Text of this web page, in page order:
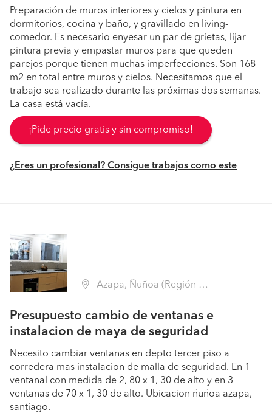
Preparación de muros interiores y cielos y pintura en
dormitorios, cocina y baño, y gravillado en living-
comedor. Es necesario enyesar un par de grietas, lijar
pintura previa y empastar muros para que queden
parejos porque tienen muchas imperfecciones. Son 168
m2 en total entre muros y cielos. Necesitamos que el
trabajo sea realizado durante las próximas dos semanas.
La casa está vacía.
¡Pide precio gratis y sin compromiso!
¿Eres un profesional? Consigue trabajos como este
Azapa, Ñuñoa (Región Metropolitana - Santiago)
Presupuesto cambio de ventanas e
instalacion de maya de seguridad
Necesito cambiar ventanas en depto tercer piso a
corredera mas instalacion de malla de seguridad. En 1
ventanal con medida de 2, 80 x 1, 30 de alto y en 3
ventanas de 70 x 1, 30 de alto. Ubicacion ñuñoa azapa,
santiago.